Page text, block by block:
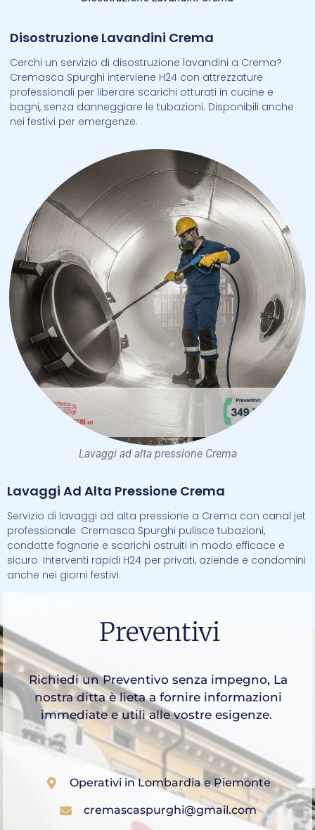
Disostruzione Lavandini Crema
Cerchi un servizio di disostruzione lavandini a Crema?
Cremasca Spurghi interviene H24 con attrezzature
professionali per liberare scarichi otturati in cucine e
bagni, senza danneggiare le tubazioni. Disponibili anche
nei festivi per emergenze.
Lavaggi ad alta pressione Crema
Lavaggi Ad Alta Pressione Crema
Servizio di lavaggi ad alta pressione a Crema con canal jet
professionale. Cremasca Spurghi pulisce tubazioni,
condotte fognarie e scarichi ostruiti in modo efficace e
sicuro. Interventi rapidi H24 per privati, aziende e condomini
anche nei giorni festivi.
Preventivi
Richiedi un Preventivo senza impegno, La
nostra ditta è lieta a fornire informazioni
immediate e utili alle vostre esigenze.
Operativi in Lombardia e Piemonte
cremascaspurghi@gmail.com